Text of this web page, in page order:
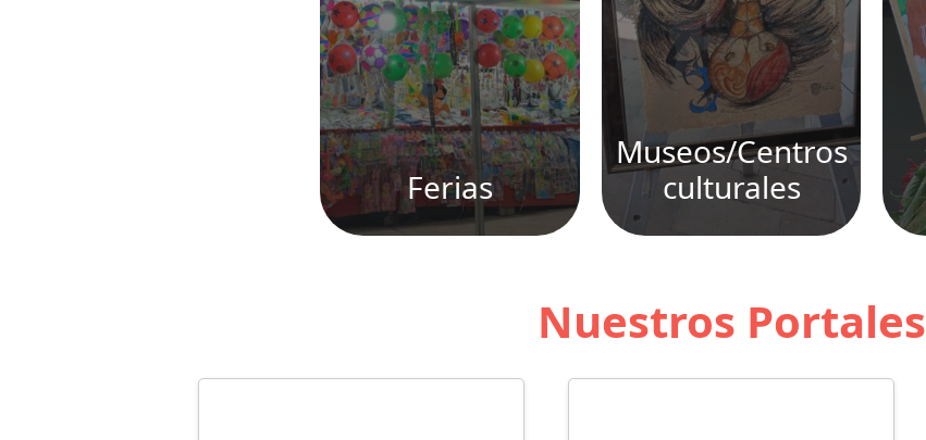
Ferias
Museos/Centros
culturales
Nuestros Portales